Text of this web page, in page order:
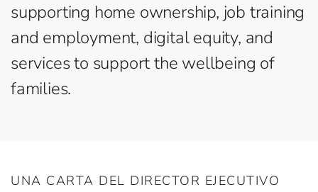
supporting home ownership, job training
and employment, digital equity, and
services to support the wellbeing of
families.
UNA CARTA DEL DIRECTOR EJECUTIVO